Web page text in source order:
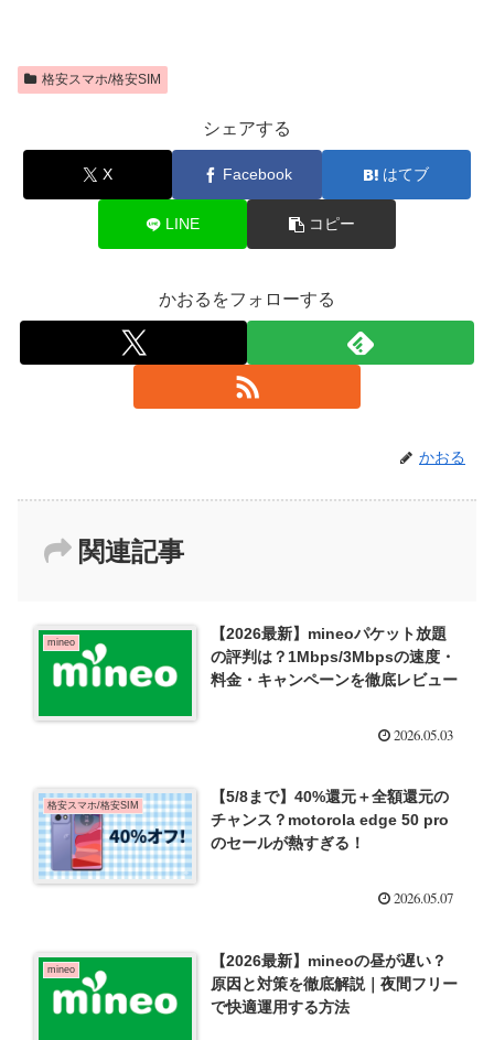
格安スマホ/格安SIM
シェアする
X Facebook はてブ
LINE コピー
かおるをフォローする
かおる
関連記事
mineo
【2026最新】mineoパケット放題
の評判は？1Mbps/3Mbpsの速度・
料金・キャンペーンを徹底レビュー
2026.05.03
格安スマホ/格安SIM
【5/8まで】40%還元＋全額還元の
チャンス？motorola edge 50 pro
のセールが熱すぎる！
2026.05.07
mineo
【2026最新】mineoの昼が遅い？
原因と対策を徹底解説｜夜間フリー
で快適運用する方法